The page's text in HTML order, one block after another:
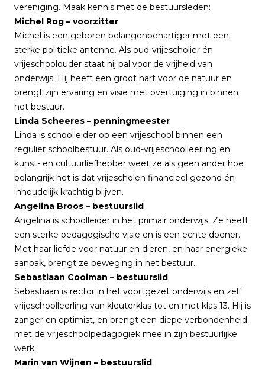
vereniging. Maak kennis met de bestuursleden:
Michel Rog – voorzitter
Michel is een geboren belangenbehartiger met een
sterke politieke antenne. Als oud-vrijescholier én
vrijeschoolouder staat hij pal voor de vrijheid van
onderwijs. Hij heeft een groot hart voor de natuur en
brengt zijn ervaring en visie met overtuiging in binnen
het bestuur.
Linda Scheeres – penningmeester
Linda is schoolleider op een vrijeschool binnen een
regulier schoolbestuur. Als oud-vrijeschoolleerling en
kunst- en cultuurliefhebber weet ze als geen ander hoe
belangrijk het is dat vrijescholen financieel gezond én
inhoudelijk krachtig blijven.
Angelina Broos – bestuurslid
Angelina is schoolleider in het primair onderwijs. Ze heeft
een sterke pedagogische visie en is een echte doener.
Met haar liefde voor natuur en dieren, en haar energieke
aanpak, brengt ze beweging in het bestuur.
Sebastiaan Cooiman – bestuurslid
Sebastiaan is rector in het voortgezet onderwijs en zelf
vrijeschoolleerling van kleuterklas tot en met klas 13. Hij is
zanger en optimist, en brengt een diepe verbondenheid
met de vrijeschoolpedagogiek mee in zijn bestuurlijke
werk.
Marin van Wijnen – bestuurslid